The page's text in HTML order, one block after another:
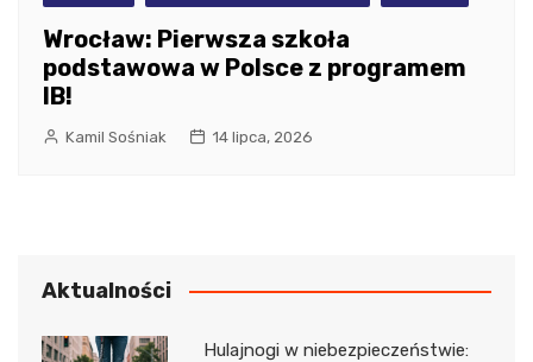
Wrocław: Pierwsza szkoła
podstawowa w Polsce z programem
IB!
Kamil Sośniak 14 lipca, 2026
Aktualności
Hulajnogi w niebezpieczeństwie: